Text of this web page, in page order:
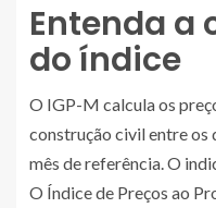
Entenda a
do índice
O IGP-M calcula os
construção civil entre os
mês de referência. O
O Índice de Preços ao